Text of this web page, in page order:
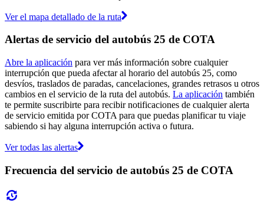
Ver el mapa detallado de la ruta
Alertas de servicio del autobús 25 de COTA
Abre la aplicación para ver más información sobre cualquier
interrupción que pueda afectar al horario del autobús 25, como
desvíos, traslados de paradas, cancelaciones, grandes retrasos u otros
cambios en el servicio de la ruta del autobús. La aplicación también
te permite suscribirte para recibir notificaciones de cualquier alerta
de servicio emitida por COTA para que puedas planificar tu viaje
sabiendo si hay alguna interrupción activa o futura.
Ver todas las alertas
Frecuencia del servicio de autobús 25 de COTA